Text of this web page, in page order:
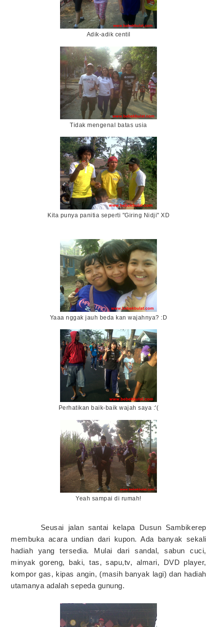
Adik-adik centil
Tidak mengenal batas usia
Kita punya panitia seperti "Giring Nidji" XD
Yaaa nggak jauh beda kan wajahnya? :D
Perhatikan baik-baik wajah saya :'(
Yeah sampai di rumah!
Seusai jalan santai kelapa Dusun Sambikerep
membuka acara undian dari kupon. Ada banyak sekali
hadiah yang tersedia. Mulai dari sandal, sabun cuci,
minyak goreng, baki, tas, sapu,tv, almari, DVD player,
kompor gas, kipas angin, (masih banyak lagi) dan hadiah
utamanya adalah sepeda gunung.